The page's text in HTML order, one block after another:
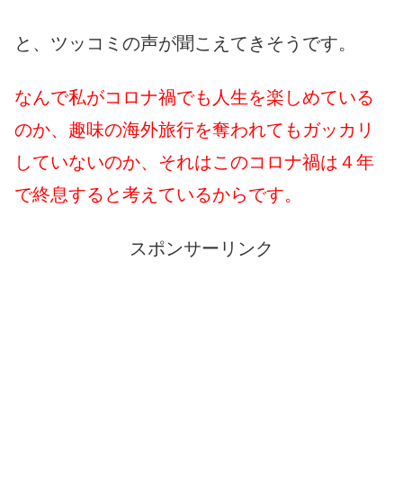
と、ツッコミの声が聞こえてきそうです。
なんで私がコロナ禍でも人生を楽しめている
のか、趣味の海外旅行を奪われてもガッカリ
していないのか、それはこのコロナ禍は４年
で終息すると考えているからです。
スポンサーリンク